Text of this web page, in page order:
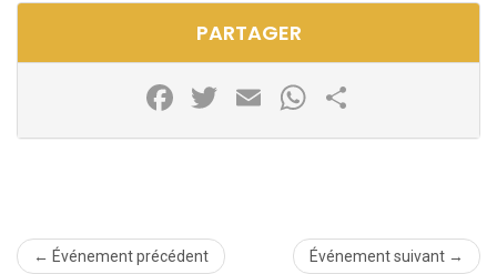
PARTAGER
Facebook
Twitter
EmailWhatsApp
← Événement précédent Événement suivant →